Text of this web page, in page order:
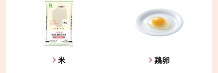
米 鶏卵